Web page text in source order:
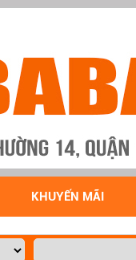
KHUYẾN MÃI